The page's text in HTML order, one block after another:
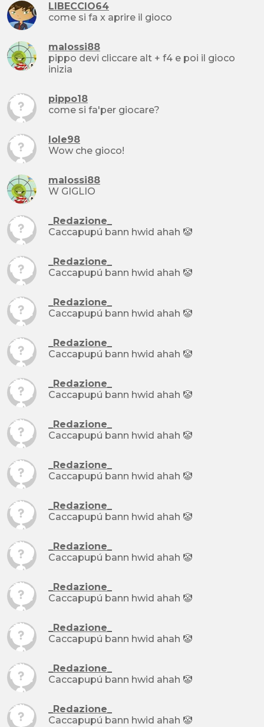
LIBECCIO64
come si fa x aprire il gioco
malossi88
pippo devi cliccare alt + f4 e poi il gioco
inizia
pippo18
come si fa'per giocare?
Iole98
Wow che gioco!
malossi88
W GIGLIO
_Redazione_
Caccapupú bann hwid ahah 🤡
_Redazione_
Caccapupú bann hwid ahah 🤡
_Redazione_
Caccapupú bann hwid ahah 🤡
_Redazione_
Caccapupú bann hwid ahah 🤡
_Redazione_
Caccapupú bann hwid ahah 🤡
_Redazione_
Caccapupú bann hwid ahah 🤡
_Redazione_
Caccapupú bann hwid ahah 🤡
_Redazione_
Caccapupú bann hwid ahah 🤡
_Redazione_
Caccapupú bann hwid ahah 🤡
_Redazione_
Caccapupú bann hwid ahah 🤡
_Redazione_
Caccapupú bann hwid ahah 🤡
_Redazione_
Caccapupú bann hwid ahah 🤡
_Redazione_
Caccapupú bann hwid ahah 🤡